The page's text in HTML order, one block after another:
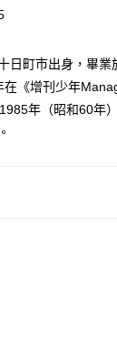
先享後付」後，將
證並確認金額後，即可
收到繳費通知簡訊。
天內，點擊此簡訊中
方式進行付款，方視
下不需立刻繳費，但
家同意取消之訂單仍
限公司提供之「
圍內提供個人資料，
含以上)免運費
含以上)免運費
含以上)免運費
含以上)免運費
含以上)免運費
日町市出身，畢
《增刊少年
年（昭和60年